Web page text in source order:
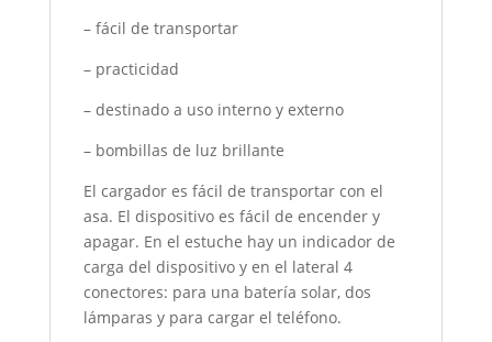
– fácil de transportar
– practicidad
– destinado a uso interno y externo
– bombillas de luz brillante
El cargador es fácil de transportar con el
asa. El dispositivo es fácil de encender y
apagar. En el estuche hay un indicador de
carga del dispositivo y en el lateral 4
conectores: para una batería solar, dos
lámparas y para cargar el teléfono.